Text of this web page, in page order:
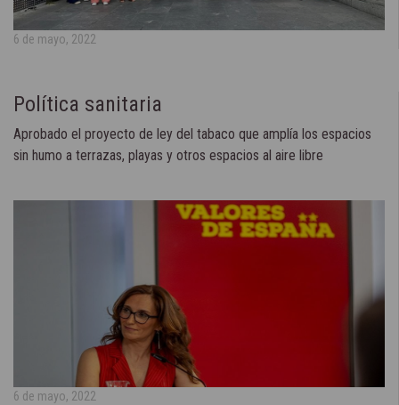
6 de mayo, 2022
Política sanitaria
Aprobado el proyecto de ley del tabaco que amplía los espacios
sin humo a terrazas, playas y otros espacios al aire libre
6 de mayo, 2022